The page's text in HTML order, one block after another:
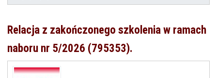
Konkurs
Babkę
2026
Relacja z zakończonego szkolenia w ramach
naboru nr 5/2026 (795353).